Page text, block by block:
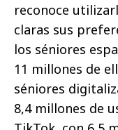
reconoce
claras sus
los séniores
11 millones de
séniores
8,4 millones de